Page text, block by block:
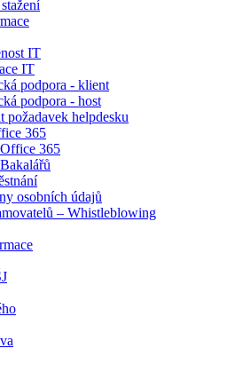
IT
IT
podpora - klient
podpora - host
požadavek helpdesku
365
365
osobních údajů
– Whistleblowing